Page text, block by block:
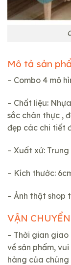
Mô tả sản
– Combo 4 mô
– Chất liệu:
sắc chân thực ,
đẹp các chi tiết
– Xuất xứ:
– Kích thước:
– Ảnh thật shop
VẬN
– Thời gian
về sản phẩm,
hàng của chúng